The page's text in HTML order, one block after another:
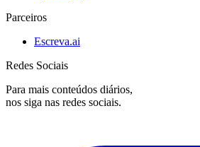
Parceiros
Escreva.ai
Redes Sociais
Para mais conteúdos diários,
nos siga nas redes sociais.